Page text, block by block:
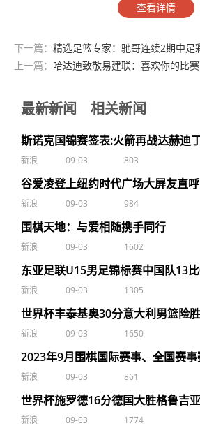
查看详情
下一篇： 精选足篮专家：驰哥连续2期中足
上一篇： 哈达迪致敬易建联：喜欢你的比
最新新闻 相关新闻
斯诺克国锦赛签表:火箭再战达赫迪
新浪 09-03 803
谷爱凌登上纽约时代广场大屏友直呼
新浪 09-03 984
围棋天地：与爱相随携手同行
新浪 09-03 1602
东亚足联U15男足锦标赛中国队13
新浪 09-03 1305
世界杯丰泰基奥30分意大利男篮险
新浪 09-03 1650
2023年9月围棋国际赛事、全国赛
新浪 09-03 861
世界杯施罗德16分德国大胜格鲁吉
新浪 09-03 1774